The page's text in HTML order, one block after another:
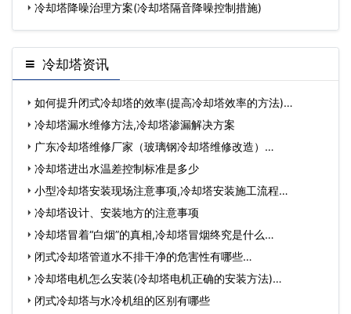
家 冷却塔降噪治理方案(冷却塔隔音降噪控制措施)
冷却塔资讯
如何提升闭式冷却塔的效率(提高冷却塔效率的方法)…
冷却塔漏水维修方法,冷却塔渗漏解决方案
广东冷却塔维修厂家（玻璃钢冷却塔维修改造）…
冷却塔进出水温差控制标准是多少
小型冷却塔安装现场注意事项,冷却塔安装施工流程…
冷却塔设计、安装地方的注意事项
冷却塔冒着“白烟”的真相,冷却塔冒烟终究是什么…
闭式冷却塔管道水不排干净的危害性有哪些…
冷却塔电机怎么安装(冷却塔电机正确的安装方法)…
闭式冷却塔与水冷机组的区别有哪些